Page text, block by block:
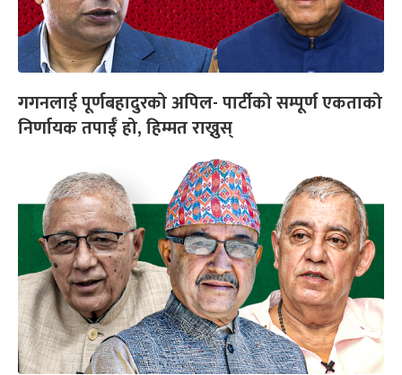
गगनलाई पूर्णबहादुरको अपिल- पार्टीको सम्पूर्ण एकताको
निर्णायक तपाईँ हो, हिम्मत राख्नुस्